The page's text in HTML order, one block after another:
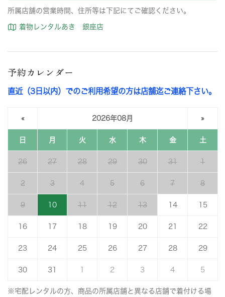
所属店舗の営業時間、住所等は下記にてご確認ください。
着物レンタルあき 銀座店
予約カレンダー
直近（3日以内）でのご利用希望の方は店舗迄ご連絡下さい。
« 2026年08月 »
日 月 火 水 木 金 土
26 27 28 29 30 31 1
2 3 4 5 6 7 8
9 10 11 12 13 14 15
16 17 18 19 20 21 22
23 24 25 26 27 28 29
30 31 2 3 4 5
※宅配レンタルの方、商品の所属店舗と異なる店舗で着付ける場